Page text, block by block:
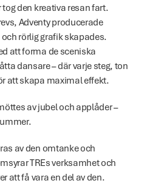
tog den kreativa resan fart.
Adventy producerade
rörlig grafik skapades.
att forma de sceniska
dansare – där varje steg, ton
att skapa maximal effekt.
av jubel och applåder –
av den omtanke och
TREs verksamhet och
att få vara en del av den.